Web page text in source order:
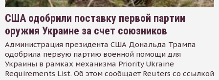
США одобрили поставку первой партии
оружия Украине за счет союзников
Администрация президента США Дональда Трампа
одобрила первую партию военной помощи для
Украины в рамках механизма Priority Ukraine
Requirements List. Об этом сообщает Reuters со ссылкой